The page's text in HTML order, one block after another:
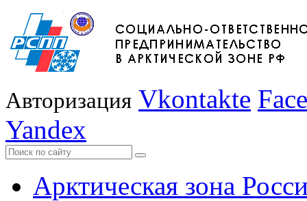
Авторизация Vkontakte
Yandex
Арктическая зона